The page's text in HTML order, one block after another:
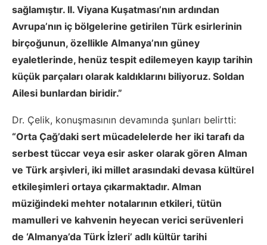
sağlamıştır. II. Viyana Kuşatması’nın ardından
Avrupa’nın iç bölgelerine getirilen Türk esirlerinin
birçoğunun, özellikle Almanya’nın güney
eyaletlerinde, henüz tespit edilemeyen kayıp tarihin
küçük parçaları olarak kaldıklarını biliyoruz. Soldan
Ailesi bunlardan biridir.”
Dr. Çelik, konuşmasının devamında şunları belirtti:
“Orta Çağ’daki sert mücadelelerde her iki tarafı da
serbest tüccar veya esir asker olarak gören Alman
ve Türk arşivleri, iki millet arasındaki devasa kültürel
etkileşimleri ortaya çıkarmaktadır. Alman
müziğindeki mehter notalarının etkileri, tütün
mamulleri ve kahvenin heyecan verici serüvenleri
de ‘Almanya’da Türk İzleri’ adlı kültür tarihi